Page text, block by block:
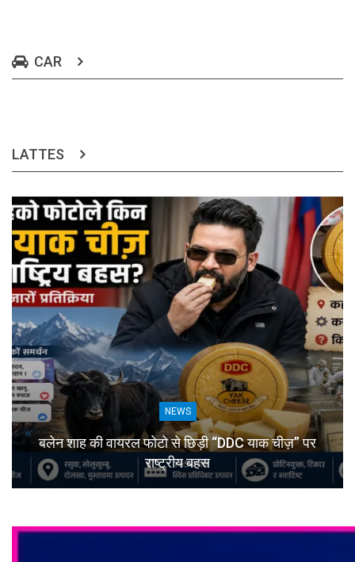
CAR
LATTES
NEWS
बलेन शाह की वायरल फोटो से छिड़ी “DDC याक चीज़” पर
राष्ट्रीय बहस